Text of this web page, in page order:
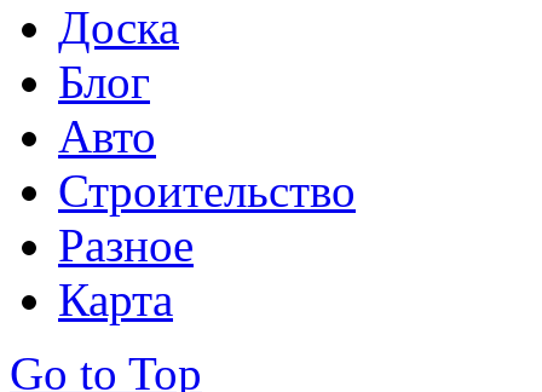
Доска
Блог
Авто
Строительство
Разное
Карта
Go to Top